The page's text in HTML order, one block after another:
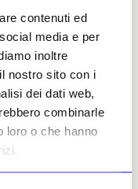
contenuti ed
media e per
inoltre
nostro sito con i
dei dati web,
combinarle
loro o che hanno
come
, costruita nel
(Castello del
(1260-1515),
, di
dopo